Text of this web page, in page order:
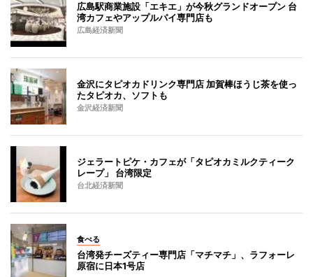
広島駅商業施設「エキエ」が今秋グランドオープン 台
湾カフェやアップルパイ専門店も
広島経済新聞
金沢にタピオカドリンク専門店 加賀棒ほうじ茶を使っ
たタピオカ、ソフトも
金沢経済新聞
ジェラートピケ・カフェが「タピオカミルクティーク
レープ」 台湾限定
台北経済新聞
食べる
台湾発チーズティー専門店「マチマチ」、ラフォーレ
原宿に日本1号店